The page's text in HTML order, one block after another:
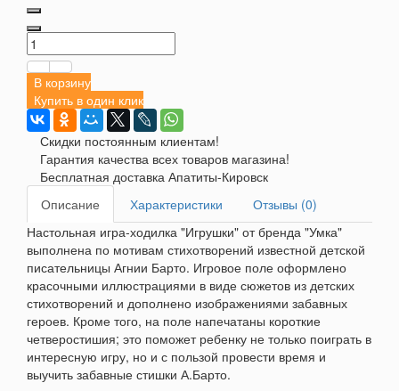
В корзину
Купить в один клик
Скидки постоянным клиентам!
Гарантия качества всех товаров магазина!
Бесплатная доставка Апатиты-Кировск
Описание
Характеристики
Отзывы (0)
Настольная игра-ходилка "Игрушки" от бренда "Умка"
выполнена по мотивам стихотворений известной детской
писательницы Агнии Барто. Игровое поле оформлено
красочными иллюстрациями в виде сюжетов из детских
стихотворений и дополнено изображениями забавных
героев. Кроме того, на поле напечатаны короткие
четверостишия; это поможет ребенку не только поиграть в
интересную игру, но и с пользой провести время и
выучить забавные стишки А.Барто.